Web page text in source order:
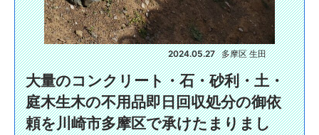
2024.05.27 多摩区 生田
大量のコンクリート・石・砂利・土・
庭木生木の不用品即日回収処分の御依
頼を川崎市多摩区で承けたまりまし